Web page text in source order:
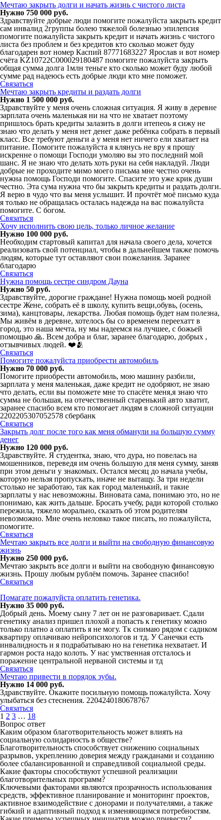
Мечтаю закрыть долги и начать жизнь с чистого листа
Нужно 750 000 руб.
Здравствуйте добрые люди помогите пожалуйста закрыть кредит
сам инвалид 2группы болею тяжелой болезнью эпилепсия
помогите пожалуйста закрыть кредит и начать жизнь с чистого
листа без проблем и без кредитов кто сколько может буду
благодарен вот номер Каспий 87771683227 Ярослав и вот номер
счёта KZ10722C000029180487 помогите пожалуйста закрыть
общая сумма долга 1млн теньге кто сколько может буду любой
сумме рад надеюсь есть добрые люди кто мне поможет.
Связаться
Мечтаю закрыть кредиты и раздать долги
Нужно 1 500 000 руб.
Здравствуйте у меня очень сложная ситуация. Я живу в деревне
зарплата очень маленькая ни на что не хватает поэтому
пришлось брать кредиты залазить в долги итепеоь я сижу не
знаю что делать у меня нет денег даже ребёнка собрать в первый
класс. Все требуют деньги а у меня нет ничего ели хватает на
питание. Помогите пожалуйста я клянусь не вру я прошу
искренне о помощи Господи умоляю вы это последний мой
шанс. Я не знаю что делать хоть руки на себя накладуй. Люди
добрые не проходите мимо моего письма мне честно очень
нужна помощь Господи помогите. Спасите это уже крик души
честно. Эта сума нужна что бы закрыть кредиты и раздать долги.
Я верю в чудо что вы меня услышит. И прочтёт моё письмо куда
я только не обращалась осталась надежда на вас пожалуйста
помогите. С богом.
Связаться
Хочу исполнить свою цель, только личное желание
Нужно 100 000 руб.
Необходим стартовый капитал для начала своего дела, хочется
реализовать свой потенциал, чтобы в дальнейшем также помочь
людям, которые тут оставляют свои пожелания. Заранее
благодарю
Связаться
Нужна помощь сестре синдром Дауна
Нужно 50 руб.
Здравствуйте, дорогие граждане! Нужна помощь моей родной
сестре Жене, собрать её в школу, купить вещи,обувь, (осень,
зима), канцтовары, лекарства. Любая помощь будет нам полезна,
Мы живём в деревне, хотелось бы со временем переехатт в
город, это наша мечта, ну мы надеемся на лучшее, с божьей
помощью 🙏. Всем добра и благ, заранее благодарю, добрых ,
отзывчивых людей. ❤️🫂
Связаться
Помогите пожалуйста приобрести автомобиль
Нужно 70 000 руб.
Помогите приобрести автомобиль, мою машину разбили,
зарплата у меня маленькая, даже кредит не одобряют, не знаю
что делать, если вы поможете мне то спасёте меня,я знаю что
сумма не большая, на отечественный старенький авто хватит,
заранее спасибо всем кто помогает людям в сложной ситуации
2202205307052578 сбербанк
Связаться
Закрыть долг после того как меня обманули на большую сумму
денег
Нужно 120 000 руб.
Здравствуйте. Я студентка, знаю, что дура, но повелась на
мошенников, переведя им очень большую для меня сумму, заняв
при этом деньги у знакомых. Остался месяц до начала учебы,
которую нельзя пропускать, иначе не вытащу. За три недели
столько не заработаю, так как город маленький, и такие
зарплаты у нас невозможны. Виновата сама, понимаю это, но не
понимаю, как жить дальше. Бросать учебу, ради которой столько
пережила, тяжело морально, сказать об этом родителям
невозможно. Мне очень неловко такое писать, но пожалуйста,
помогите.
Связаться
Мечтаю закрыть все долги и выйти на свободную финансовую
жизнь
Нужно 250 000 руб.
Мечтаю закрыть все долги и выйти на свободную финансовую
жизнь. Прошу любым рублём помочь. Заранее спасибо!
Связаться
Помагате пожалуйста оплатить генетика.
Нужно 35 000 руб.
Добрый день. Моему сыну 7 лет он не разговаривает. Сдали
генетику анализ пришел плохой а попасть к генетику можно
только платно а оплатить я не могу. Тк снимаю рядом с садиком
квартиру оплачиваю нейропсихологов и тд. У Санечки есть
инвалидность и я подрабатываю но на генетика нехватает. И
гармон роста надо колоть. У нас умственная отсталось и
поражение центральной нерваной системы и тд
Связаться
Мечтаю привести в порядок зубы.
Нужно 14 000 руб.
Здравствуйте. Окажите посильную помощь пожалуйста. Хочу
улыбаться без стеснения. 2204240180678767
Связаться
1 2 3 … 18
Вопрос ответ
Каким образом благотворительность может влиять на
социальную солидарность в обществе?
Благотворительность способствует снижению социальных
разрывов, укреплению доверия между гражданами и созданию
более сбалансированной и справедливой социальной среды.
Какие факторы способствуют успешной реализации
благотворительных программ?
Ключевыми факторами являются прозрачность использования
средств, эффективное планирование и мониторинг проектов,
активное взаимодействие с донорами и получателями, а также
гибкий и адаптивный подход к изменяющимся потребностям.